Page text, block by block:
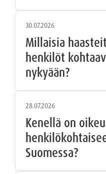
30.07.2026
Millaisia
henkilöt
nykyään?
28.07.2026
Kenellä on
Suomessa?